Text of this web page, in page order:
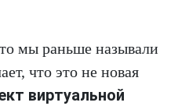
мы раньше называли
что это не новая
виртуальной